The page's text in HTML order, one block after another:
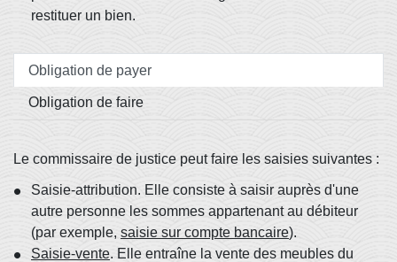
restituer un bien.
Obligation de payer
Obligation de faire
Le commissaire de justice peut faire les saisies suivantes :
Saisie-attribution. Elle consiste à saisir auprès d'une
autre personne les sommes appartenant au débiteur
(par exemple, saisie sur compte bancaire).
Saisie-vente. Elle entraîne la vente des meubles du